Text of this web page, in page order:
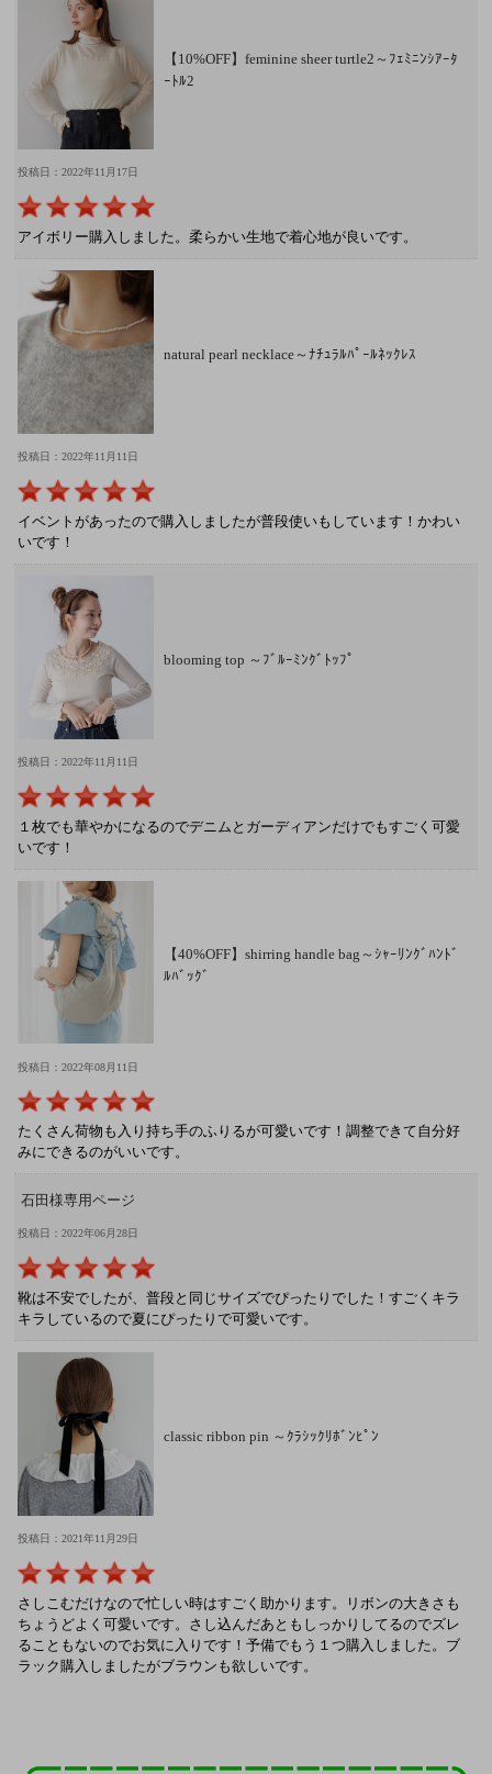
【10%OFF】feminine sheer turtle2～ﾌｪﾐﾆﾝｼｱｰﾀ
ｰﾄﾙ2
投稿日：2022年11月17日
アイボリー購入しました。柔らかい生地で着心地が良いです。
natural pearl necklace～ﾅﾁｭﾗﾙﾊﾟｰﾙﾈｯｸﾚｽ
投稿日：2022年11月11日
イベントがあったので購入しましたが普段使いもしています！かわい
いです！
blooming top ～ﾌﾞﾙｰﾐﾝｸﾞﾄｯﾌﾟ
投稿日：2022年11月11日
１枚でも華やかになるのでデニムとガーディアンだけでもすごく可愛
いです！
【40%OFF】shirring handle bag～ｼｬｰﾘﾝｸﾞﾊﾝﾄﾞ
ﾙﾊﾞｯｸﾞ
投稿日：2022年08月11日
たくさん荷物も入り持ち手のふりるが可愛いです！調整できて自分好
みにできるのがいいです。
石田様専用ページ
投稿日：2022年06月28日
靴は不安でしたが、普段と同じサイズでぴったりでした！すごくキラ
キラしているので夏にぴったりで可愛いです。
classic ribbon pin ～ｸﾗｼｯｸﾘﾎﾞﾝﾋﾟﾝ
投稿日：2021年11月29日
さしこむだけなので忙しい時はすごく助かります。リボンの大きさも
ちょうどよく可愛いです。さし込んだあともしっかりしてるのでズレ
ることもないのでお気に入りです！予備でもう１つ購入しました。ブ
ラック購入しましたがブラウンも欲しいです。